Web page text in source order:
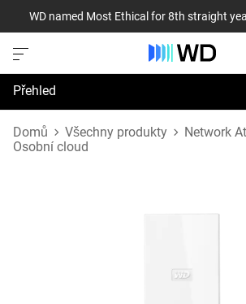
WD named Most Ethical for 8th straight
Přehled
Technické údaje
Domů Všechny produkty
Network
Osobní cloud